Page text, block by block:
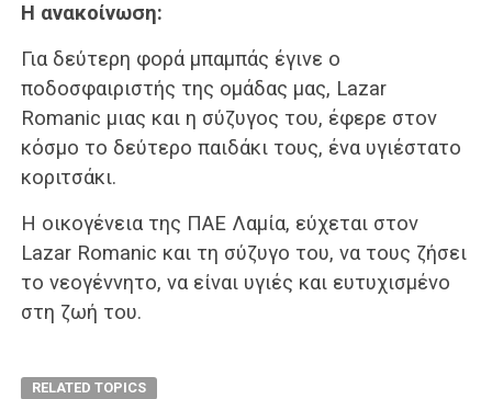
Η ανακοίνωση:
Για δεύτερη φορά μπαμπάς έγινε ο
ποδοσφαιριστής της ομάδας μας, Lazar
Romanic μιας και η σύζυγος του, έφερε στον
κόσμο το δεύτερο παιδάκι τους, ένα υγιέστατο
κοριτσάκι.
Η οικογένεια της ΠΑΕ Λαμία, εύχεται στον
Lazar Romanic και τη σύζυγο του, να τους ζήσει
το νεογέννητο, να είναι υγιές και ευτυχισμένο
στη ζωή του.
RELATED TOPICS